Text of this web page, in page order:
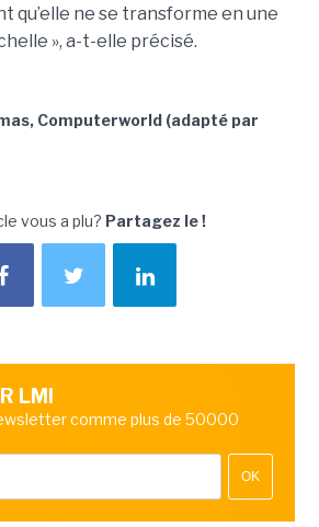
qu’elle ne se transforme en une
», a-t-elle précisé.
Computerworld (adapté par
vous a plu? Partagez le !
LMI
comme plus de 50000
OK